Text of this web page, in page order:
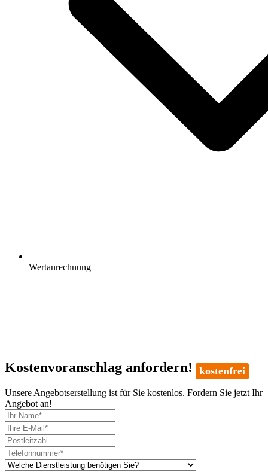
Wertanrechnung
Kostenvoranschlag anfordern! kostenfrei
Unsere Angebotserstellung ist für Sie kostenlos. Fordern Sie jetzt Ihr
Angebot an!